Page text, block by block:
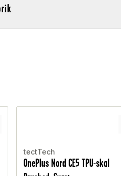
tectTech
OnePlus Nord CE5 TPU-skal